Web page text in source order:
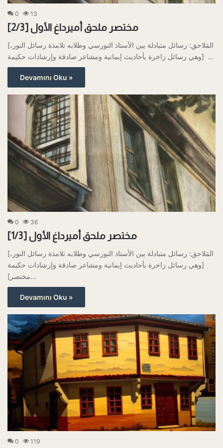
0 13
مختصر ملحق أميرداغ الأول [2/3]
[المَلاحق: رسائل متبادلة بين الأستاذ النورسي وطلابه تلامذة رسائل النور،
وهي رسائل زاخرة بأحاديث إيمانية ومشاعر صادقة وإرشادات حكيمة] …
Devamını Oku »
0 36
مختصر ملحق أميرداغ الأول [1/3]
[المَلاحق: رسائل متبادلة بين الأستاذ النورسي وطلابه تلامذة رسائل النور،
وهي رسائل زاخرة بأحاديث إيمانية ومشاعر صادقة وإرشادات حكيمة]
[مختصر…
Devamını Oku »
0 119